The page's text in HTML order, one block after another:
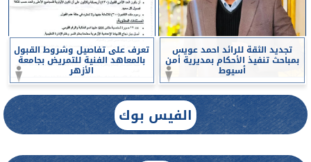
تجديد الثقة للرائد احمد عويس
بمباحث تنفيذ الأحكام بمديرية أمن
أسيوط
تعرف على تفاصيل وشروط القبول
بالمعاهد الفنية للتمريض بجامعة
الأزهر
الفيس بوك